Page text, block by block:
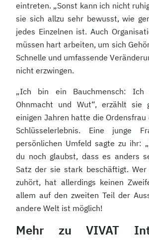
eintreten. „Sonst kann ich nicht
sie sich allzu sehr bewusst, wie
jedes Einzelnen ist. Auch
müssen hart arbeiten, um sich
Schnelle und umfassende
nicht erzwingen.
„Ich bin ein Bauchmensch:
Ohnmacht und Wut“, erzählt sie
einigen Jahren hatte die Ordensfrau
Schlüsselerlebnis. Eine junge
persönlichen Umfeld sagte zu ihr:
du noch glaubst, dass es anders
Satz der sie stark beschäftigt.
zuhört, hat allerdings keinen
allem auf den zweiten Teil der
andere Welt ist möglich!
Mehr zu VIVAT